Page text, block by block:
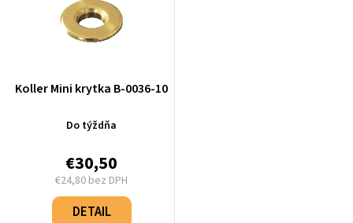
Koller Mini krytka B-0036-10
Do týždňa
€30,50
€24,80 bez DPH
Jednotková
cena:
DETAIL